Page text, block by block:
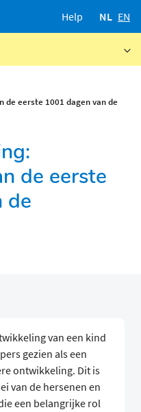
Help NL EN
de eerste 1001 dagen van de
de eerste
de
van een kind
gezien als een
ontwikkeling. Dit is
van de hersenen en
een belangrijke rol